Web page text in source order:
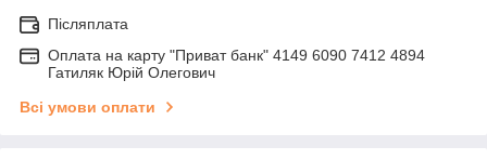
Післяплата
Оплата на карту "Приват банк" 4149 6090 7412 4894
Гатиляк Юрій Олегович
Всі умови оплати